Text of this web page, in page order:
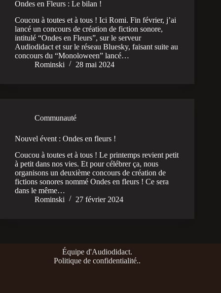
Ondes en Fleurs : Le bilan !
Coucou à toutes et à tous ! Ici Romi. Fin février, j’ai
lancé un concours de création de fiction sonore,
intitulé “Ondes en Fleurs”, sur le serveur
Audiodidact et sur le réseau Bluesky, faisant suite au
concours du “Monoloween” lancé…
Rominski
28 mai 2024
Communauté
Nouvel évent : Ondes en fleurs !
Coucou à toutes et à tous ! Le printemps revient petit
à petit dans nos vies. Et pour célébrer ça, nous
organisons un deuxième concours de création de
fictions sonores nommé Ondes en fleurs ! Ce sera
dans le même…
Rominski
27 février 2024
Équipe d'Audiodidact.
Politique de confidentialité..